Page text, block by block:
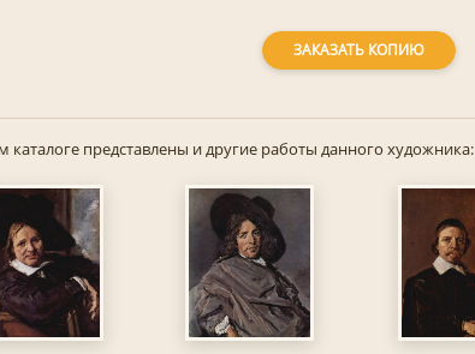
ЗАКАЗАТЬ КОПИЮ
каталоге представлены и другие работы данного художника: